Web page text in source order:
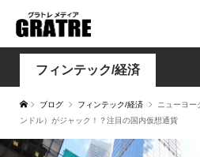
フィンテック/経済
ブログ フィンテック/経済
ニューヨー
ンドル）がジャック！？注目の国内仮想通貨